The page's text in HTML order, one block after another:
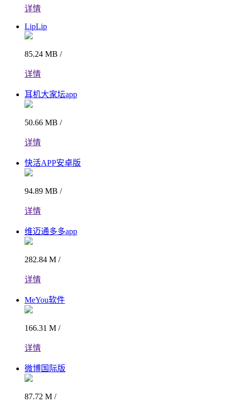
详情
LipLip
85.24 MB /
详情
耳机大家坛app
50.66 MB /
详情
快活APP安卓版
94.89 MB /
详情
维迈通多多app
282.84 M /
详情
MeYou软件
166.31 M /
详情
微博国际版
87.72 M /